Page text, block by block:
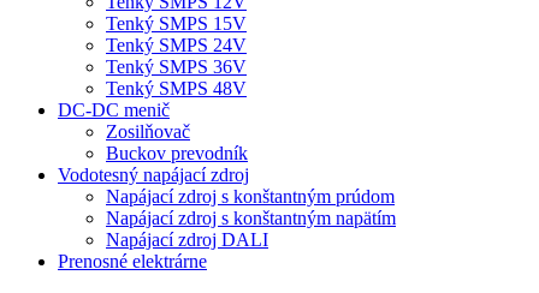
Tenký SMPS 15V
Tenký SMPS 24V
Tenký SMPS 36V
Tenký SMPS 48V
DC-DC menič
Zosilňovač
Buckov prevodník
Vodotesný napájací zdroj
Napájací zdroj s konštantným prúdom
Napájací zdroj s konštantným napätím
Napájací zdroj DALI
Prenosné elektrárne